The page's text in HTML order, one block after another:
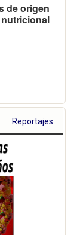
de origen
Reportajes